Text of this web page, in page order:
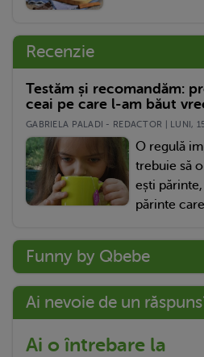
Recenzie
Testăm și recomandăm:
ceai pe care l-am băut
GABRIELA PALADI - REDACTOR | LUNI,
O regulă
trebuie să
ești
părinte
Funny by Qbebe
Ai nevoie de un
Ai o întrebare la